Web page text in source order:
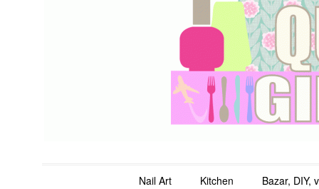
Nail Art Kitchen Bazar, DIY,